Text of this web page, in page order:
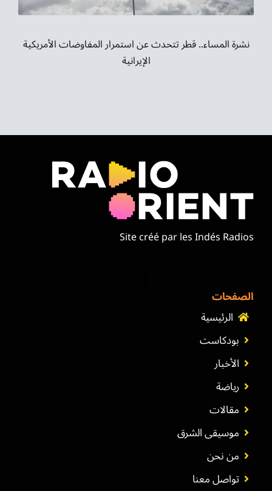
نشرة المساء.. قطر تتحدث عن استمرار المفاوضات الأمريكية
الإيرانية
Site créé par les Indés Radios
الصفحات
الرئيسية
بودكاست
الأخبار
رياضة
مقالات
موسيقى الشرق
من نحن
تواصل معنا